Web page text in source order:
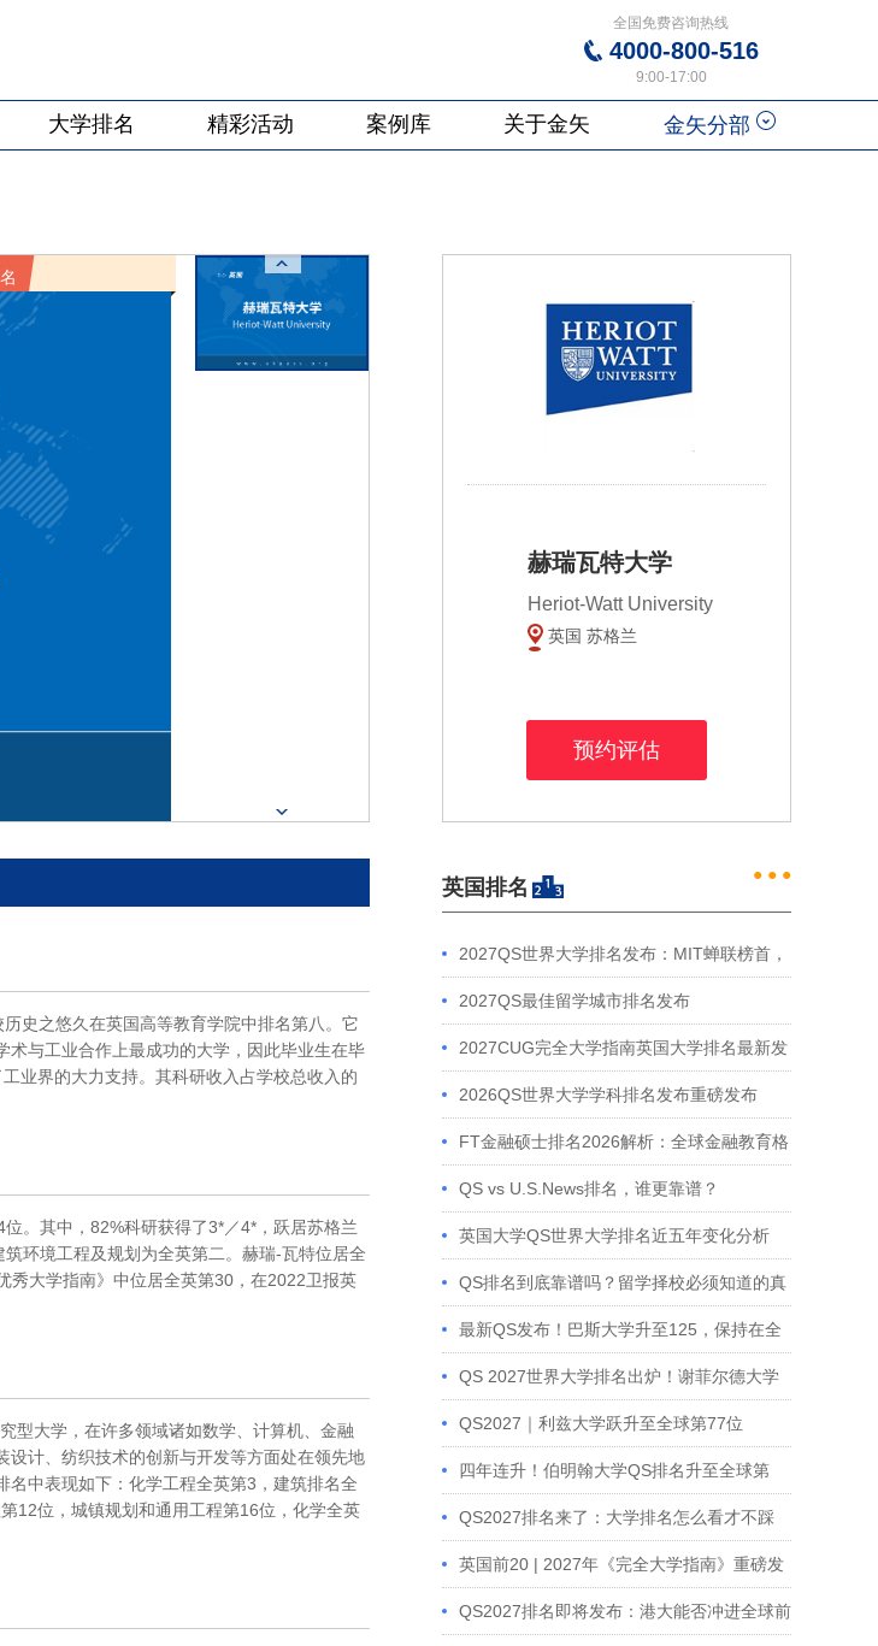
全国免费咨询热线
4000-800-516
9:00-17:00
大学排名 精彩活动 案例库 关于金矢 金矢分部
赫瑞瓦特大学
Heriot-Watt University
英国 苏格兰
预约评估
史之悠久在英国高等教育学院中排名第八。它
与工业合作上最成功的大学，因此毕业生在毕
业界的大力支持。其科研收入占学校总收入的
。其中，82%科研获得了3*／4*，跃居苏格兰
环境工程及规划为全英第二。赫瑞-瓦特位居全
秀大学指南》中位居全英第30，在2022卫报英
型大学，在许多领域诸如数学、计算机、金融
计、纺织技术的创新与开发等方面处在领先地
中表现如下：化学工程全英第3，建筑排名全
12位，城镇规划和通用工程第16位，化学全英
英国排名
● ● ●
2027QS世界大学排名发布：MIT蝉联榜首，
中国高校表现亮眼
2027QS最佳留学城市排名发布
2027CUG完全大学指南英国大学排名最新发
布 2026QS世界大学学科排名发布重磅发布
FT金融硕士排名2026解析：全球金融教育格
局与院校表现
QS vs U.S.News排名，谁更靠谱？
英国大学QS世界大学排名近五年变化分析
QS排名到底靠谱吗？留学择校必须知道的真
相 最新QS发布！巴斯大学升至125，保持在全
球前10%大学行列
QS 2027世界大学排名出炉！谢菲尔德大学
继续稳居全球百强
QS2027｜利兹大学跃升至全球第77位
四年连升！伯明翰大学QS排名升至全球第
68，创十年来最佳成绩
QS2027排名来了：大学排名怎么看才不踩
坑？英国前20 | 2027年《完全大学指南》重磅发
布！QS2027排名即将发布：港大能否冲进全球前